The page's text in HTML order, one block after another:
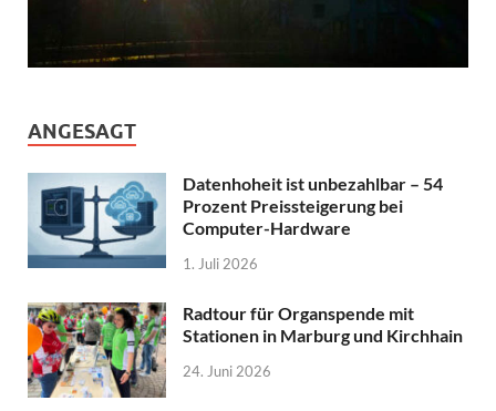
ANGESAGT
Datenhoheit ist unbezahlbar – 54
Prozent Preissteigerung bei
Computer-Hardware
1. Juli 2026
Radtour für Organspende mit
Stationen in Marburg und Kirchhain
24. Juni 2026